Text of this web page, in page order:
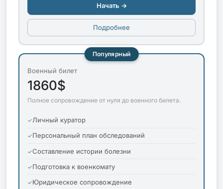
Начать →
Подробнее
Популярный
Военный билет
1860$
Полное сопровождение от нуля до военного билета.
Личный куратор
Персональный план обследований
Составление истории болезни
Подготовка к военкомату
Юридическое сопровождение